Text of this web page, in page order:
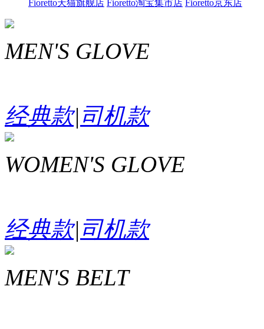
Fioretto天猫旗舰店 Fioretto淘宝集市店 Fioretto京东店
MEN'S GLOVE
经典款| 司机款
WOMEN'S GLOVE
经典款| 司机款
MEN'S BELT